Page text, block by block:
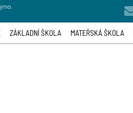
ZÁKLADNÍ ŠKOLA MATEŘSKÁ ŠKOLA